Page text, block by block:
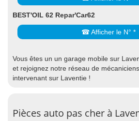
BEST'OIL 62 Repar'Car62
☎ Afficher le N° *
Vous êtes un un garage mobile sur
et rejoignez notre réseau de
intervenant sur Laventie !
Pièces auto pas cher à